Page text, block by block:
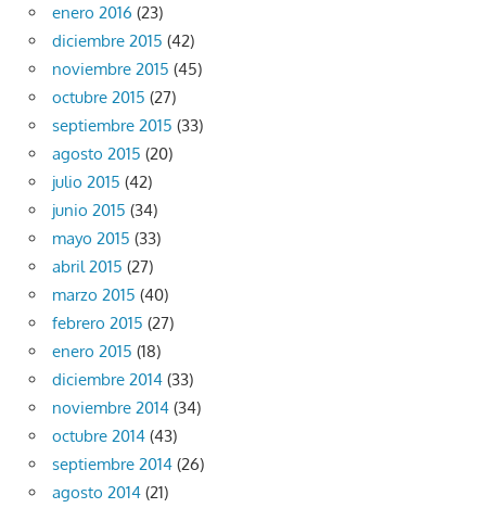
enero 2016 (23)
diciembre 2015 (42)
noviembre 2015 (45)
octubre 2015 (27)
septiembre 2015 (33)
agosto 2015 (20)
julio 2015 (42)
junio 2015 (34)
mayo 2015 (33)
abril 2015 (27)
marzo 2015 (40)
febrero 2015 (27)
enero 2015 (18)
diciembre 2014 (33)
noviembre 2014 (34)
octubre 2014 (43)
septiembre 2014 (26)
agosto 2014 (21)